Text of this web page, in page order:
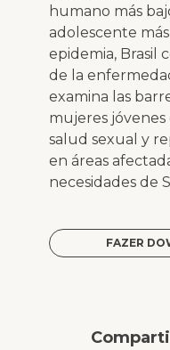
humano más
adolescente
epidemia, Brasil
de la
examina las
mujeres jóvenes
salud sexual y
en áreas
necesidades de
FAZER